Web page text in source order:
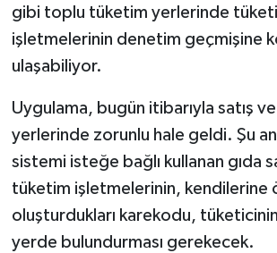
gibi toplu tüketim yerlerinde
işletmelerinin denetim geçmişine
ulaşabiliyor.
Uygulama, bugün itibarıyla satış
yerlerinde zorunlu hale geldi. Şu
sistemi isteğe bağlı kullanan gıda
tüketim işletmelerinin, kendilerine
oluşturdukları karekodu,
yerde bulundurması gerekecek.
KÜLTÜR SANAT